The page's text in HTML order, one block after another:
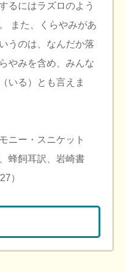
るにはラズロのよう
また、くらやみがあ
うのは、なんだか落
やみを含め、みんな
いる）とも言えま
ニー・スニケット
蜂飼耳訳、岩崎書
）